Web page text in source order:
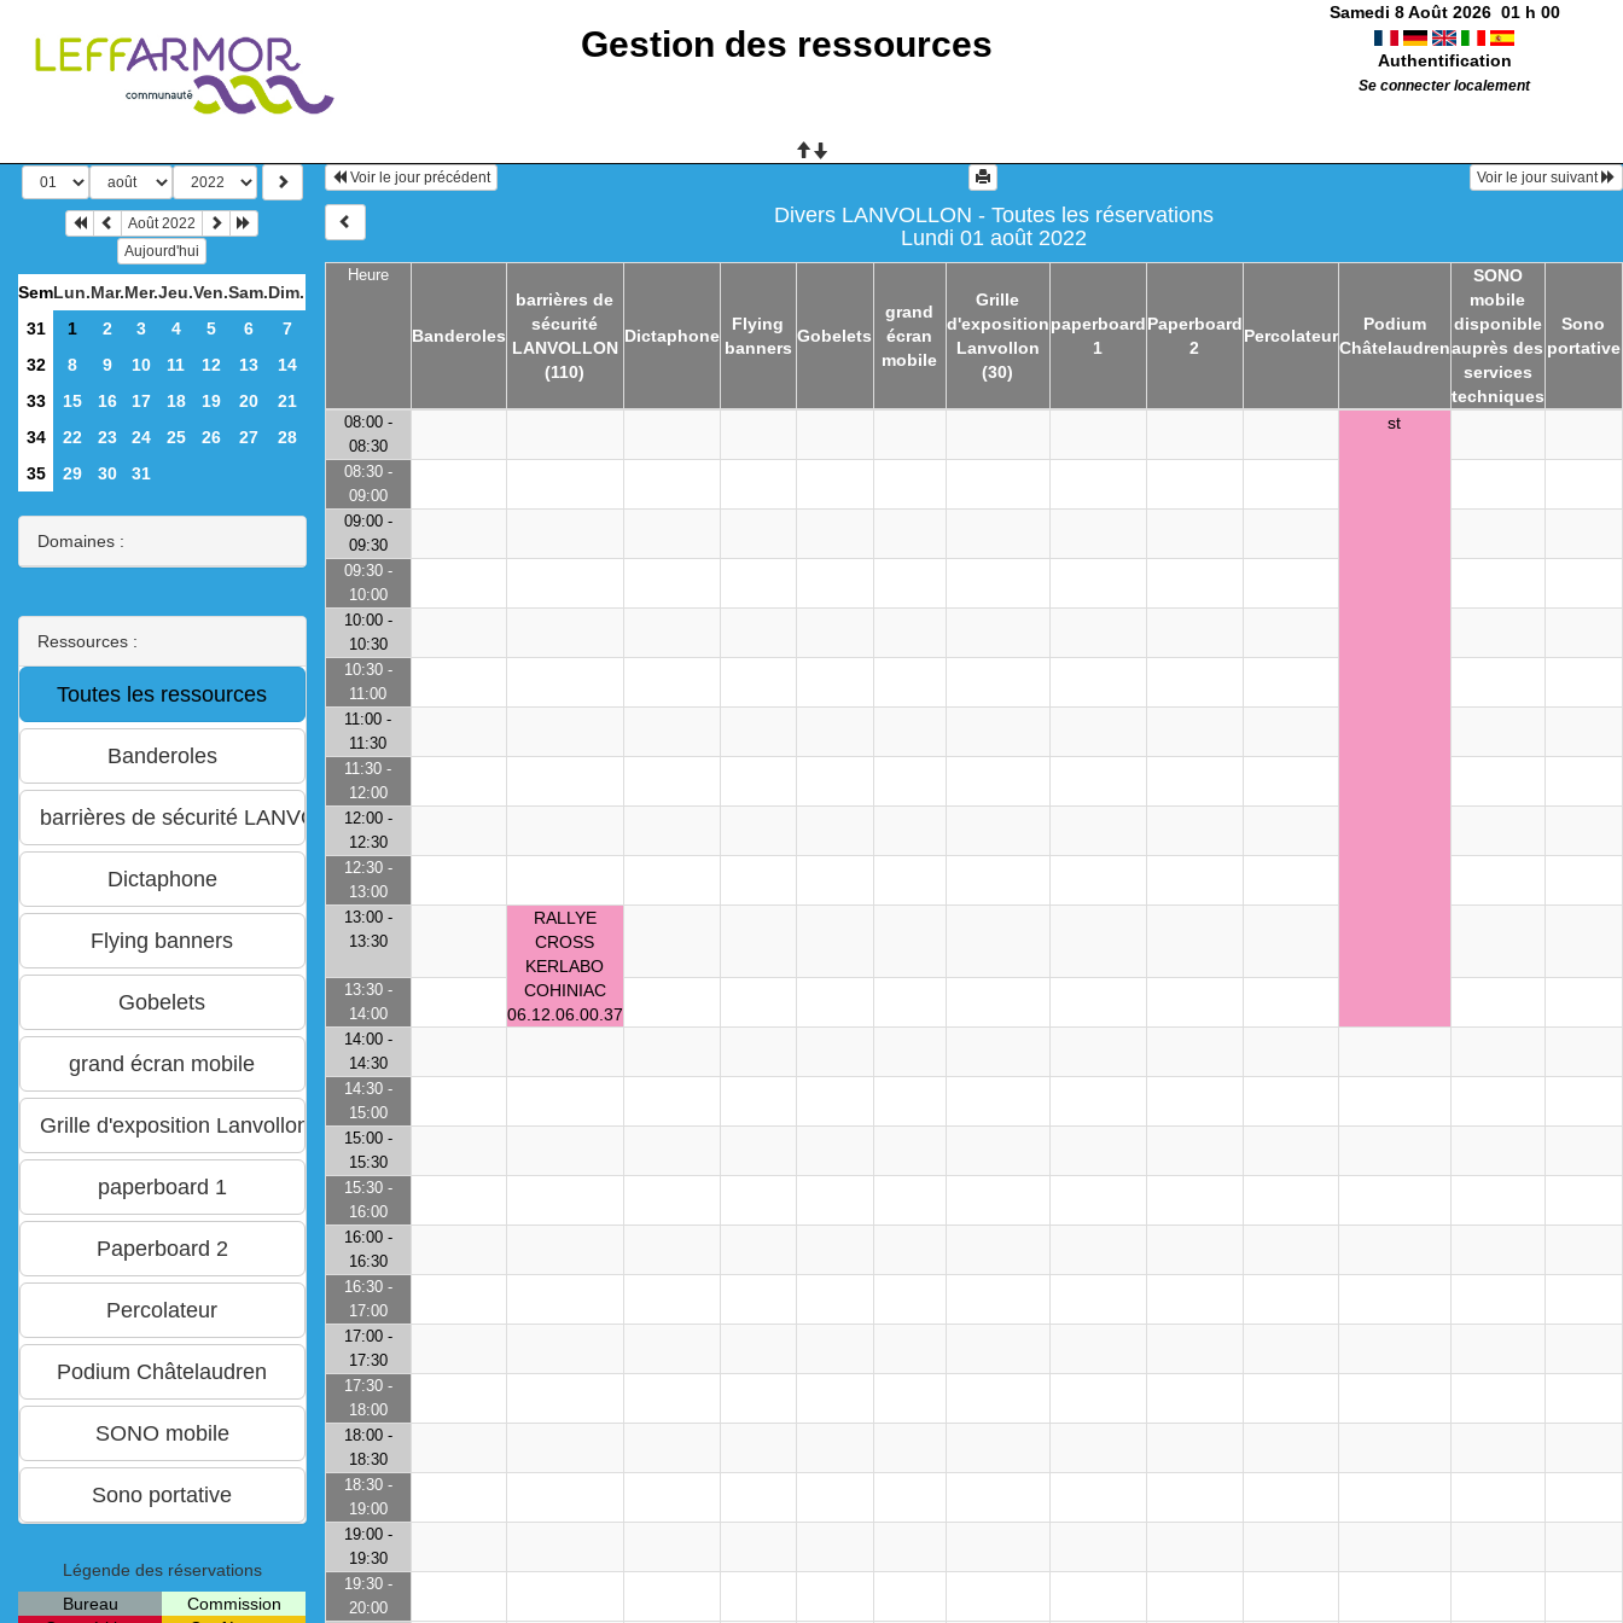
Gestion des ressources
Samedi 8 Août 2026 01h 00
Authentification
Se connecter localement
Août 2022
Aujourd'hui
SemLun.Mar.Mer.Jeu.Ven.Sam.Dim.
31
1 2 3 4 5 6
7
32
8 9 10 11 12 13
14
33
15 16 17 18 19 20
21
34
22 23 24 25 26 27
28
35
29 30 31
Domaines :
Ressources :
Légende des réservations
Bureau
Commission
Voir le jour précédent Voir le jour suivant
Divers LANVOLLON - Toutes les réservations
Lundi 01 août 2022
Heure
Banderoles
barrières de
sécurité
LANVOLLON
(110)
Dictaphone
Flying
banners
Gobelets
grand
écran
mobile
Grille
d'exposition
Lanvollon
(30)
paperboard
1
Paperboard
2
Percolateur
Podium
Châtelaudren
SONO
mobile
disponible
auprès des
services
techniques
Sono
portative
08:00 -
08:30
st
08:30 -
09:00
09:00 -
09:30
09:30 -
10:00
10:00 -
10:30
10:30 -
11:00
11:00 -
11:30
11:30 -
12:00
12:00 -
12:30
12:30 -
13:00
13:00 -
13:30
RALLYE
CROSS
KERLABO
COHINIAC
06.12.06.00.37
13:30 -
14:00
14:00 -
14:30
14:30 -
15:00
15:00 -
15:30
15:30 -
16:00
16:00 -
16:30
16:30 -
17:00
17:00 -
17:30
17:30 -
18:00
18:00 -
18:30
18:30 -
19:00
19:00 -
19:30
19:30 -
20:00